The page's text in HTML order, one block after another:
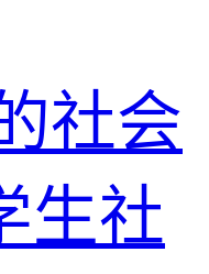
社会
生社